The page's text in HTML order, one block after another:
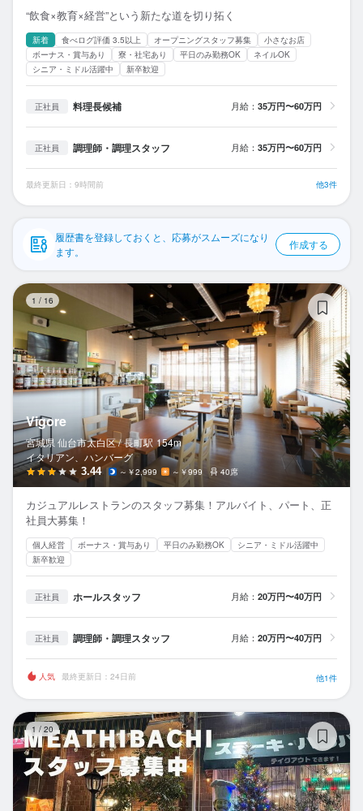
スカウト・メルマガ受信設定
ヘルプ・お問い合わせフォーム
食べログ求人PRESS
プライバシーポリシー
利用規約
企業情報
“飲食×教育×経営”という新たな道を切り拓く
新着 食べログ評価 3.5以上 オープニングスタッフ募集
小さなお店
ボーナス・賞与あり
寮・社宅あり 平日のみ勤務OK
ネイルOK
シニア・ミドル活躍中
新卒歓迎
正社員 料理長候補 月給： 35万円〜60万円
正社員 調理師・調理スタッフ 月給： 35万円〜60万円
最終更新日：9時間前 他3件
履歴書を登録しておくと、応募がスムーズになり
ます。
作成する
1 / 16
Vigore
宮城県 仙台市太白区 / 長町駅 154m
イタリアン、ハンバーグ
3.44 ～￥2,999 ～￥999 40席
カジュアルレストランのスタッフ募集！アルバイト、パート、正
社員大募集！
個人経営 ボーナス・賞与あり 平日のみ勤務OK
シニア・ミドル活躍中
新卒歓迎
正社員 ホールスタッフ 月給： 20万円〜40万円
正社員 調理師・調理スタッフ 月給： 20万円〜40万円
人気 最終更新日：24日前 他1件
1 / 20